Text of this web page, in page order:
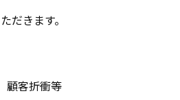
だきます。
顧客折衝等